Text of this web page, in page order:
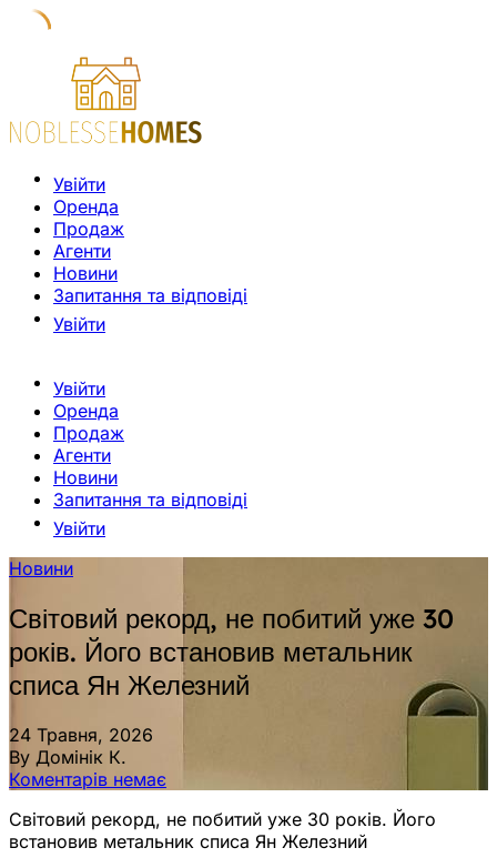
Увійти
Оренда
Продаж
Агенти
Новини
Запитання та відповіді
Увійти
Увійти
Оренда
Продаж
Агенти
Новини
Запитання та відповіді
Увійти
Новини
Світовий рекорд, не побитий уже 30
років. Його встановив метальник
списа Ян Железний
24 Травня, 2026
By Домінік К.
Коментарів немає
Світовий рекорд, не побитий уже 30 років. Його
встановив метальник списа Ян Железний